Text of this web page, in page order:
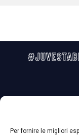
Per fornire le migliori